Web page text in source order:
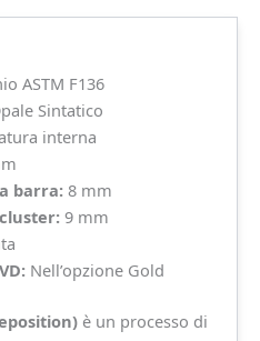
ASTM F136
Sintatico
interna
barra:8 mm
9 mm
Nell’opzione Gold
è un processo di